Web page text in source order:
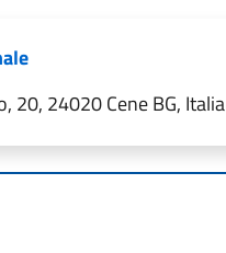
20, 24020 Cene BG, Italia